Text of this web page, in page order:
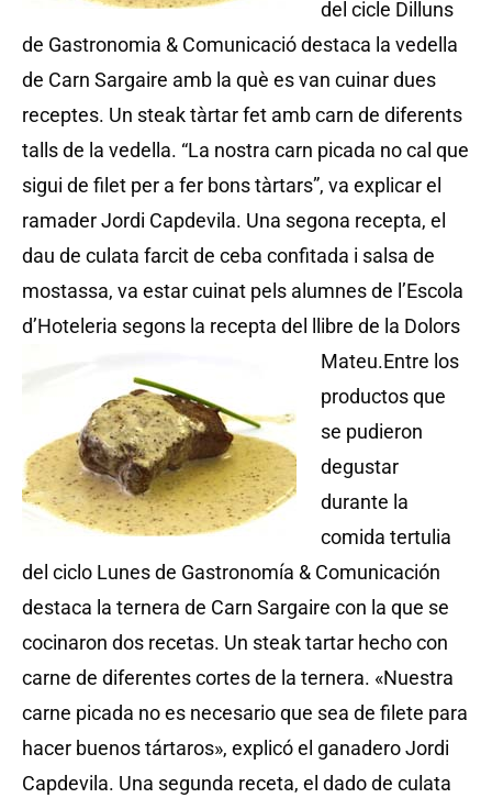
del cicle Dilluns
de Gastronomia & Comunicació destaca la vedella
de Carn Sargaire amb la què es van cuinar dues
receptes. Un steak tàrtar fet amb carn de diferents
talls de la vedella. “La nostra carn picada no cal que
sigui de filet per a fer bons tàrtars”, va explicar el
ramader Jordi Capdevila. Una segona recepta, el
dau de culata farcit de ceba confitada i salsa de
mostassa, va estar cuinat pels alumnes de l’Escola
d’Hoteleria segons la recepta del llibre de la Dolors
Mateu.Entre los
productos que
se pudieron
degustar
durante la
comida tertulia
del ciclo Lunes de Gastronomía & Comunicación
destaca la ternera de Carn Sargaire con la que se
cocinaron dos recetas. Un steak tartar hecho con
carne de diferentes cortes de la ternera. «Nuestra
carne picada no es necesario que sea de filete para
hacer buenos tártaros», explicó el ganadero Jordi
Capdevila. Una segunda receta, el dado de culata